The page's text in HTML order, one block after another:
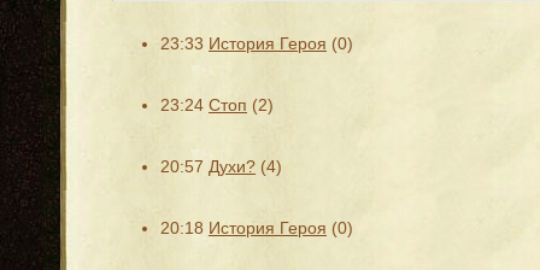
23:33 История Героя (0)
23:24 Стоп (2)
20:57 Духи? (4)
20:18 История Героя (0)